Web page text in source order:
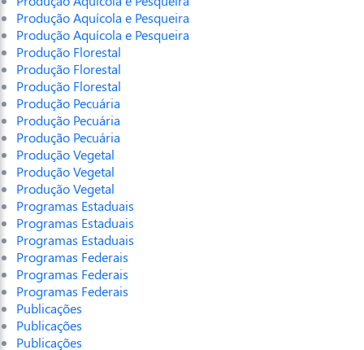
Produção Aquícola e Pesqueira
Produção Aquícola e Pesqueira
Produção Florestal
Produção Florestal
Produção Florestal
Produção Pecuária
Produção Pecuária
Produção Pecuária
Produção Vegetal
Produção Vegetal
Produção Vegetal
Programas Estaduais
Programas Estaduais
Programas Estaduais
Programas Federais
Programas Federais
Programas Federais
Publicações
Publicações
Publicações